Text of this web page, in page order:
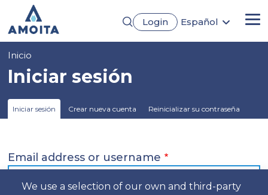
contenido
principal
Login
Español
We use a selection of our own and third-party
Sobrescribir
enlaces
de
ayuda
a
Inicio
Iniciar sesión
Solapas
principales
Iniciar sesión Crear nueva cuenta Reinicializar su contraseña
Email address or username